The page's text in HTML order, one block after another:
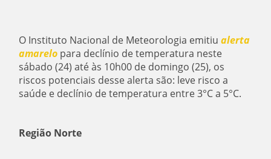
O Instituto Nacional de Meteorologia emitiu alerta
amarelo para declínio de temperatura neste
sábado (24) até às 10h00 de domingo (25), os
riscos potenciais desse alerta são: leve risco a
saúde e declínio de temperatura entre 3°C a 5°C.
Região Norte